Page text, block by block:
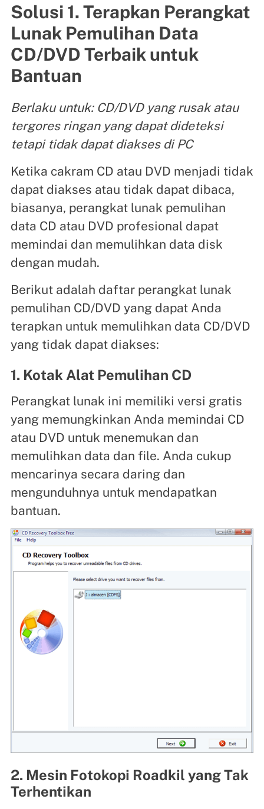
Solusi 1. Terapkan Perangkat
Lunak Pemulihan Data
CD/DVD Terbaik untuk
Bantuan
Berlaku untuk: CD/DVD yang rusak atau
tergores ringan yang dapat dideteksi
tetapi tidak dapat diakses di PC
Ketika cakram CD atau DVD menjadi tidak
dapat diakses atau tidak dapat dibaca,
biasanya, perangkat lunak pemulihan
data CD atau DVD profesional dapat
memindai dan memulihkan data disk
dengan mudah.
Berikut adalah daftar perangkat lunak
pemulihan CD/DVD yang dapat Anda
terapkan untuk memulihkan data CD/DVD
yang tidak dapat diakses:
1. Kotak Alat Pemulihan CD
Perangkat lunak ini memiliki versi gratis
yang memungkinkan Anda memindai CD
atau DVD untuk menemukan dan
memulihkan data dan file. Anda cukup
mencarinya secara daring dan
mengunduhnya untuk mendapatkan
bantuan.
2. Mesin Fotokopi Roadkil yang Tak
Terhentikan